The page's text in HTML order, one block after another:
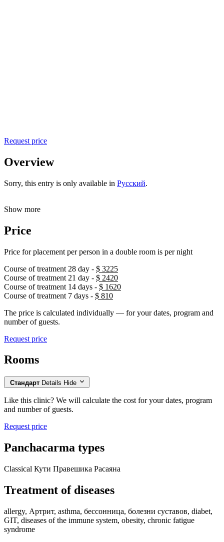
Request price
Overview
Sorry, this entry is only available in Русский.
Show more
Price
Price for placement per person in a double room is per night
Course of treatment 28 day - $ 3225
Course of treatment 21 day - $ 2420
Course of treatment 14 days - $ 1620
Course of treatment 7 days - $ 810
The price is calculated individually — for your dates, program and
number of guests.
Request price
Rooms
Стандарт Details Hide
Like this clinic? We will calculate the cost for your dates, program
and number of guests.
Request price
Panchacarma types
Classical Кути Правешика Расаяна
Treatment of diseases
allergy, Артрит, asthma, бессонница, болезни суставов, diabet,
GIT, diseases of the immune system, obesity, сhronic fatigue
syndrome